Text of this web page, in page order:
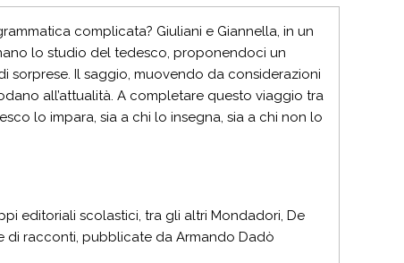
complicata? Giuliani e Giannella, in un
lo studio del tedesco, proponendoci un
Il saggio, muovendo da considerazioni
all’attualità. A completare questo viaggio tra
lo impara, sia a chi lo insegna, sia a chi non lo
editoriali scolastici, tra gli altri Mondadori, De
di racconti, pubblicate da Armando Dadò